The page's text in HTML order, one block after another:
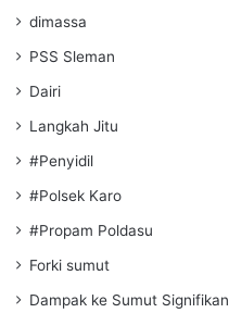
dimassa
PSS Sleman
Dairi
Langkah Jitu
#Penyidil
#Polsek Karo
#Propam Poldasu
Forki sumut
Dampak ke Sumut Signifikan